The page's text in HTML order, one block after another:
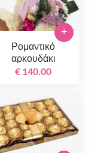
Ρομαντικό
αρκουδάκι
€ 140.00
+